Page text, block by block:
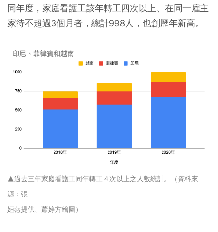
同年度，家庭看護工該年轉工四次以上、在同一雇主
家待不超過3個月者， 總計998人，也創歷年新高。
▲過去三年家庭看護工同年轉工４次以上之人數統計。（資料來
源：張
姮燕提供、蕭婷方繪圖 ）